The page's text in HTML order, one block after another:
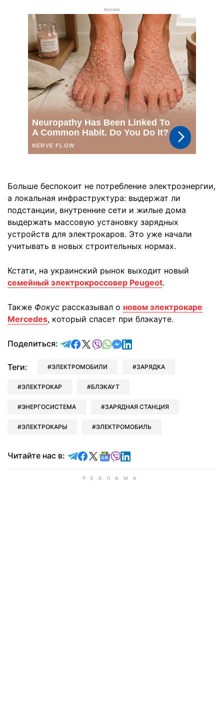
РЕКЛАМА
Больше беспокоит не потребление электроэнергии,
а локальная инфраструктура: выдержат ли
подстанции, внутренние сети и жилые дома
выдержать массовую установку зарядных
устройств для электрокаров. Это уже начали
учитывать в новых строительных нормах.
Кстати, на украинский рынок выходит новый
семейный электрокроссовер Peugeot.
Также Фокус рассказывал о новом электрокаре
Mercedes, который спасет при блэкауте.
Поделиться: отправить в Telegram
поделиться в Facebook
поделиться в X
отправить в Viber
отправить в Whatsapp
отправить в Messenger
отправить в LinkedIn
Теги: ЭЛЕКТРОМОБИЛИ ЗАРЯДКА
ЭЛЕКТРОКАР БЛЭКАУТ
ЭНЕРГОСИСТЕМА ЗАРЯДНАЯ СТАНЦИЯ
ЭЛЕКТРОКАРЫ ЭЛЕКТРОМОБИЛЬ
Читайте нас в: Читайте в Telegram
Читайте в Facebook
Читайте в X
Читайте в Google news
Читайте в Viber
Читайте в LinkedIn